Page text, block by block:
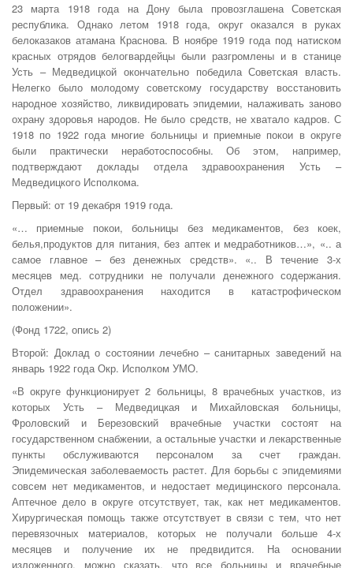
23 марта 1918 года на Дону была провозглашена Советская
республика. Однако летом 1918 года, округ оказался в руках
белоказаков атамана Краснова. В ноябре 1919 года под натиском
красных отрядов белогвардейцы были разгромлены и в станице
Усть – Медведицкой окончательно победила Советская власть.
Нелегко было молодому советскому государству восстановить
народное хозяйство, ликвидировать эпидемии, налаживать заново
охрану здоровья народов. Не было средств, не хватало кадров. С
1918 по 1922 года многие больницы и приемные покои в округе
были практически неработоспособны. Об этом, например,
подтверждают доклады отдела здравоохранения Усть –
Медведицкого Исполкома.
Первый: от 19 декабря 1919 года.
«… приемные покои, больницы без медикаментов, без коек,
белья,продуктов для питания, без аптек и медработников…», «.. а
самое главное – без денежных средств». «.. В течение 3-х
месяцев мед. сотрудники не получали денежного содержания.
Отдел здравоохранения находится в катастрофическом
положении».
(Фонд 1722, опись 2)
Второй: Доклад о состоянии лечебно – санитарных заведений на
январь 1922 года Окр. Исполком УМО.
«В округе функционирует 2 больницы, 8 врачебных участков, из
которых Усть – Медведицкая и Михайловская больницы,
Фроловский и Березовский врачебные участки состоят на
государственном снабжении, а остальные участки и лекарственные
пункты обслуживаются персоналом за счет граждан.
Эпидемическая заболеваемость растет. Для борьбы с эпидемиями
совсем нет медикаментов, и недостает медицинского персонала.
Аптечное дело в округе отсутствует, так, как нет медикаментов.
Хирургическая помощь также отсутствует в связи с тем, что нет
перевязочных материалов, которых не получали больше 4-х
месяцев и получение их не предвидится. На основании
изложенного, можно сказать, что все больницы и врачебные